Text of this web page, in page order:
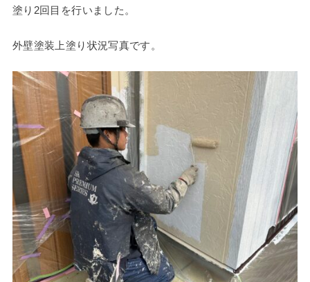
塗り2回目を行いました。
外壁塗装上塗り状況写真です。